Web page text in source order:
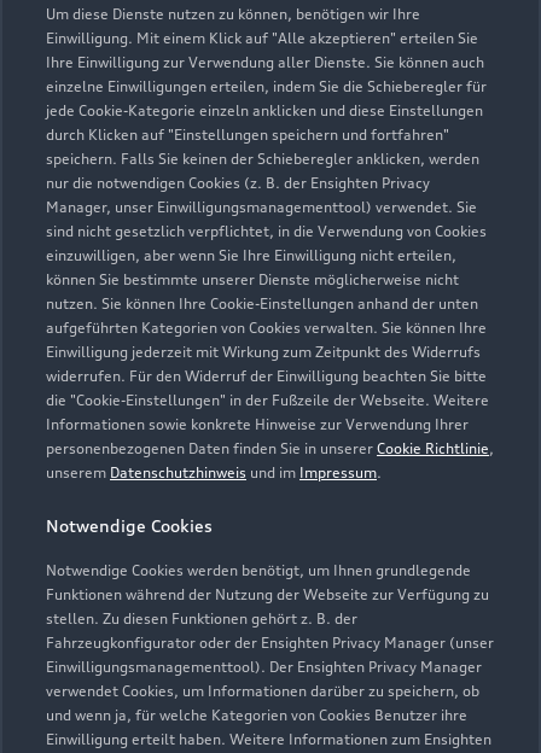
Um diese Dienste nutzen zu können, benötigen wir Ihre
Einwilligung. Mit einem Klick auf "Alle akzeptieren" erteilen Sie
Ihre Einwilligung zur Verwendung aller Dienste. Sie können auch
einzelne Einwilligungen erteilen, indem Sie die Schieberegler für
jede Cookie-Kategorie einzeln anklicken und diese Einstellungen
durch Klicken auf "Einstellungen speichern und fortfahren"
speichern. Falls Sie keinen der Schieberegler anklicken, werden
nur die notwendigen Cookies (z. B. der Ensighten Privacy
Manager, unser Einwilligungsmanagementtool) verwendet. Sie
sind nicht gesetzlich verpflichtet, in die Verwendung von Cookies
einzuwilligen, aber wenn Sie Ihre Einwilligung nicht erteilen,
können Sie bestimmte unserer Dienste möglicherweise nicht
nutzen. Sie können Ihre Cookie-Einstellungen anhand der unten
aufgeführten Kategorien von Cookies verwalten. Sie können Ihre
Einwilligung jederzeit mit Wirkung zum Zeitpunkt des Widerrufs
widerrufen. Für den Widerruf der Einwilligung beachten Sie bitte
die "Cookie-Einstellungen" in der Fußzeile der Webseite. Weitere
Informationen sowie konkrete Hinweise zur Verwendung Ihrer
personenbezogenen Daten finden Sie in unserer Cookie Richtlinie,
unserem Datenschutzhinweis und im Impressum.
Notwendige Cookies
Notwendige Cookies werden benötigt, um Ihnen grundlegende
Funktionen während der Nutzung der Webseite zur Verfügung zu
stellen. Zu diesen Funktionen gehört z. B. der
Fahrzeugkonfigurator oder der Ensighten Privacy Manager (unser
Einwilligungsmanagementtool). Der Ensighten Privacy Manager
verwendet Cookies, um Informationen darüber zu speichern, ob
und wenn ja, für welche Kategorien von Cookies Benutzer ihre
Einwilligung erteilt haben. Weitere Informationen zum Ensighten
und Ansprechpartner.
Zur Teamübersicht
Serviceberater kontaktieren
Servicetermin vereinbaren
Autohaus Perski GmbH &
Co. KG
Servicepartner e-tron